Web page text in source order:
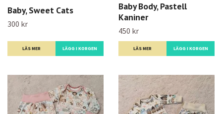
Baby, Sweet Cats
300 kr
LÄS MER LÄGG I KORGEN
Baby Body, Pastell
Kaniner
450 kr
LÄS MER LÄGG I KORGEN